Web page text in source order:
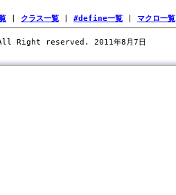
クラス一覧 #define一覧 マクロ一覧
Right reserved. 2011年8月7日